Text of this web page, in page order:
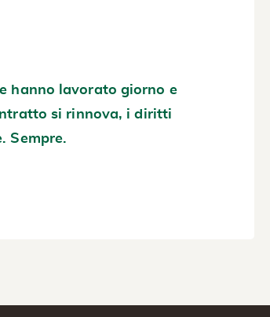
hanno lavorato giorno e
si rinnova, i diritti
Sempre.